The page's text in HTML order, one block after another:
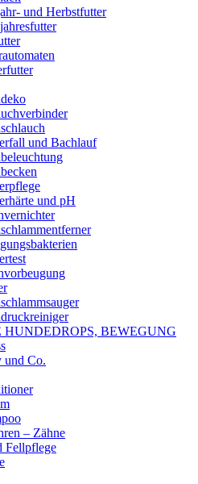
und Herbstfutter
und Bachlauf
und pH
BEWEGUNG
und Co.
– Zähne
Fellpflege